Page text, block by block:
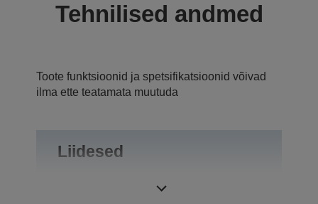
Tehnilised andmed
Toote funktsioonid ja spetsifikatsioonid võivad
ilma ette teatamata muutuda
Liidesed